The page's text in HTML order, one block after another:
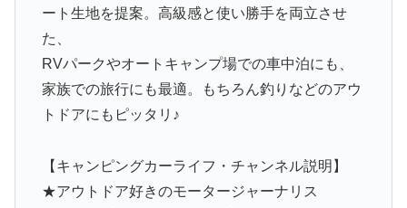
ート生地を提案。高級感と使い勝手を両立させ
た、
RVパークやオートキャンプ場での車中泊にも、
家族での旅行にも最適。もちろん釣りなどのアウ
トドアにもピッタリ♪
【キャンピングカーライフ・チャンネル説明】
★アウトドア好きのモータージャーナリス